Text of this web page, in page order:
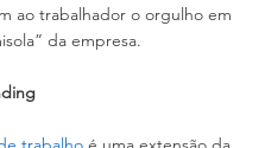
ao trabalhador o orgulho em
da empresa.